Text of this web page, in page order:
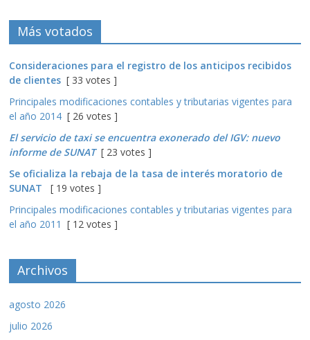
Más votados
Consideraciones para el registro de los anticipos recibidos
de clientes [ 33 votes ]
Principales modificaciones contables y tributarias vigentes para
el año 2014 [ 26 votes ]
El servicio de taxi se encuentra exonerado del IGV: nuevo
informe de SUNAT[ 23 votes ]
Se oficializa la rebaja de la tasa de interés moratorio de
SUNAT
[ 19 votes ]
Principales modificaciones contables y tributarias vigentes para
el año 2011 [ 12 votes ]
Archivos
agosto 2026
julio 2026